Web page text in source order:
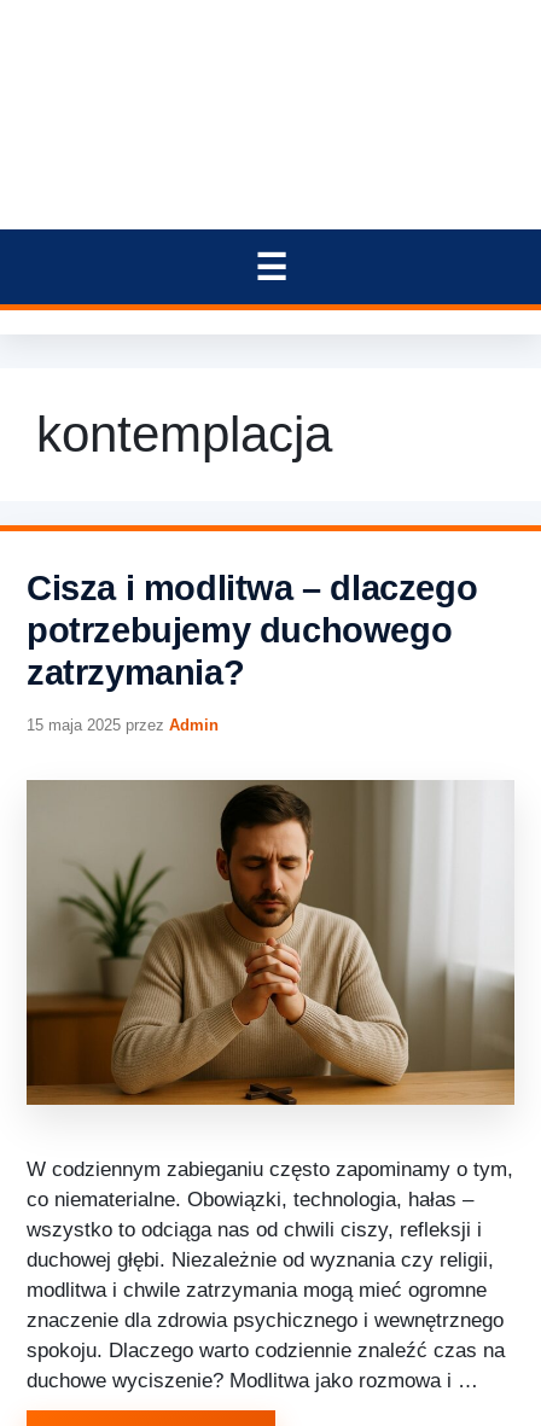
kontemplacja
Cisza i modlitwa – dlaczego
potrzebujemy duchowego
zatrzymania?
15 maja 2025 przez Admin
W codziennym zabieganiu często zapominamy o tym,
co niematerialne. Obowiązki, technologia, hałas –
wszystko to odciąga nas od chwili ciszy, refleksji i
duchowej głębi. Niezależnie od wyznania czy religii,
modlitwa i chwile zatrzymania mogą mieć ogromne
znaczenie dla zdrowia psychicznego i wewnętrznego
spokoju. Dlaczego warto codziennie znaleźć czas na
duchowe wyciszenie? Modlitwa jako rozmowa i …